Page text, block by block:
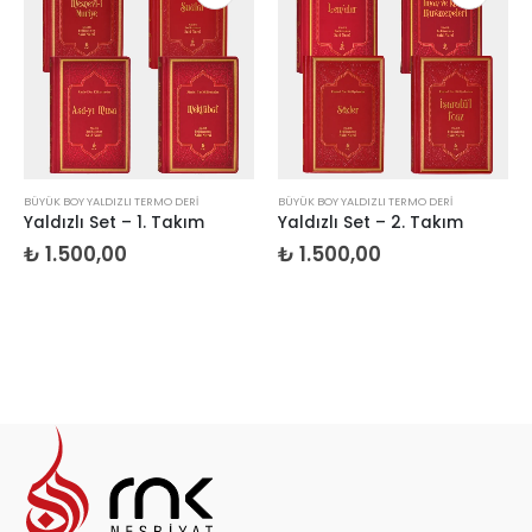
BÜYÜK BOY YALDIZLI TERMO DERI
Yaldızlı Set – 1. Takım
₺ 1.500,00
BÜYÜK BOY YALDIZLI TERMO DERI
Yaldızlı Set – 2. Takım
₺ 1.500,00